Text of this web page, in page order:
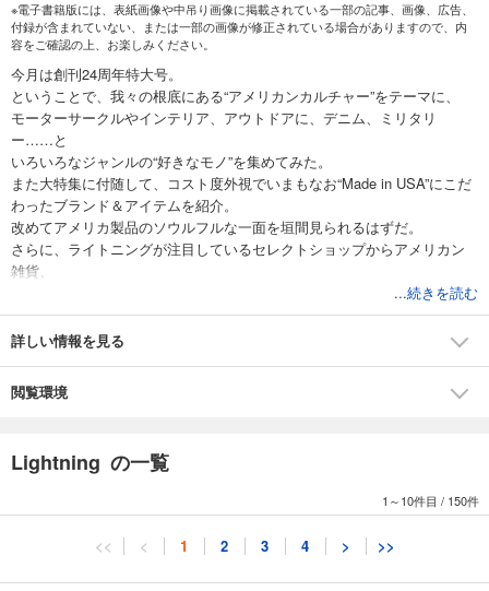
※電子書籍版には、表紙画像や中吊り画像に掲載されている一部の記事、画像、広告、
付録が含まれていない、または一部の画像が修正されている場合がありますので、内
容をご確認の上、お楽しみください。
今月は創刊24周年特大号。
ということで、我々の根底にある“アメリカンカルチャー”をテーマに、
モーターサークルやインテリア、アウトドアに、デニム、ミリタリ
ー……と
いろいろなジャンルの“好きなモノ”を集めてみた。
また大特集に付随して、コスト度外視でいまもなお“Made in USA”にこだ
わったブランド＆アイテムを紹介。
改めてアメリカ製品のソウルフルな一面を垣間見られるはずだ。
さらに、ライトニングが注目しているセレクトショップからアメリカン
雑貨、
時計の名店など、“僕らが欲しいモノに出会える店”をテーマにしたショッ
プガイドや、
厳選した皮革を使い、一針一針手縫いで仕上げる革小物。
先日行われた稲妻フェスティバル2018 SPRINGのスナップ集も収録。
特大号らしく、今月も分厚く、濃厚な一冊に仕上がってます！
本誌掲載の情報は、原則として奥付に表記している発行時のものです。
...続きを読む
詳しい情報を見る
閲覧環境
Lightning の一覧
1～10件目 / 150件
<< < 1 2 3 4 > >>